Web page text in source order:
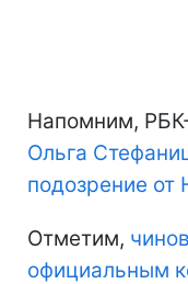
Напомним,
Ольга
подозрение
Отметим,
официальным